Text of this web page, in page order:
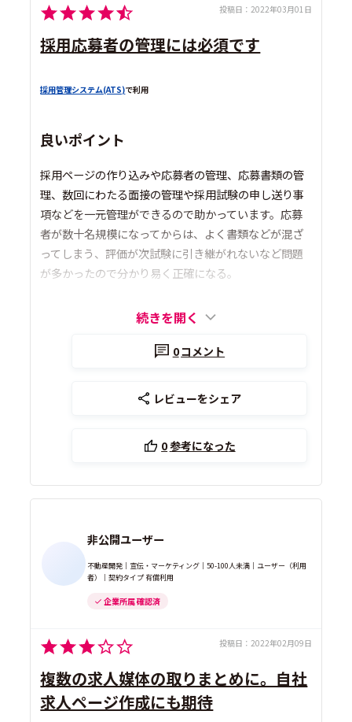
投稿日： 2022年03月01日
採用応募者の管理には必須です
採用管理システム(ATS)で利用
良いポイント
採用ページの作り込みや応募者の管理、応募書類の管
理、数回にわたる面接の管理や採用試験の申し送り事
項などを一元管理ができるので助かっています。応募
者が数十名規模になってからは、よく書類などが混ざ
ってしまう、評価が次試験に引き継がれないなど問題
が多かったので分かり易く正確になる。
続きを開く
0コメント
レビューをシェア
0参考になった
非公開ユーザー
不動産開発｜宣伝・マーケティング｜50-100人未満｜ユーザー（利用
者）｜契約タイプ 有償利用
企業所属 確認済
投稿日： 2022年02月09日
複数の求人媒体の取りまとめに。自社
求人ページ作成にも期待